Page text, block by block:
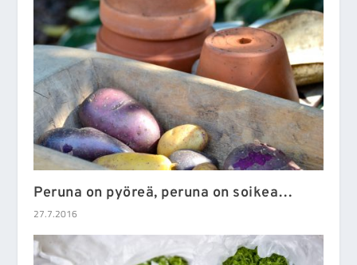
Peruna on pyöreä, peruna on soikea…
27.7.2016